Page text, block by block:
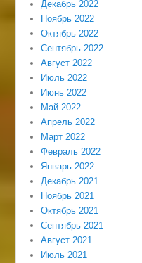
Декабрь 2022
Ноябрь 2022
Октябрь 2022
Сентябрь 2022
Август 2022
Июль 2022
Июнь 2022
Май 2022
Апрель 2022
Март 2022
Февраль 2022
Январь 2022
Декабрь 2021
Ноябрь 2021
Октябрь 2021
Сентябрь 2021
Август 2021
Июль 2021